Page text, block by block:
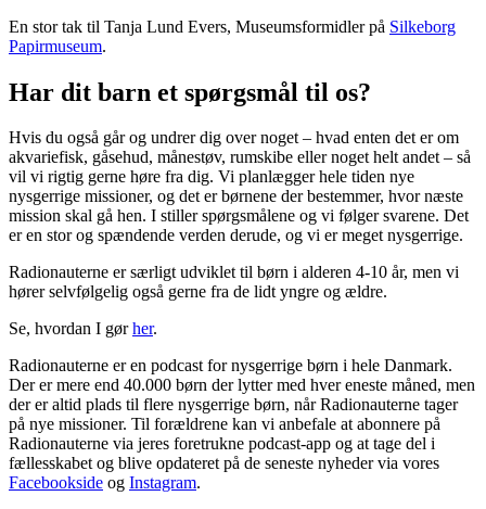
En stor tak til Tanja Lund Evers, Museumsformidler på Silkeborg
Papirmuseum.
Har dit barn et spørgsmål til os?
Hvis du også går og undrer dig over noget – hvad enten det er om
akvariefisk, gåsehud, månestøv, rumskibe eller noget helt andet – så
vil vi rigtig gerne høre fra dig. Vi planlægger hele tiden nye
nysgerrige missioner, og det er børnene der bestemmer, hvor næste
mission skal gå hen. I stiller spørgsmålene og vi følger svarene. Det
er en stor og spændende verden derude, og vi er meget nysgerrige.
Radionauterne er særligt udviklet til børn i alderen 4-10 år, men vi
hører selvfølgelig også gerne fra de lidt yngre og ældre.
Se, hvordan I gørher.
Radionauterne er en podcast for nysgerrige børn i hele Danmark.
Der er mere end 40.000 børn der lytter med hver eneste måned, men
der er altid plads til flere nysgerrige børn, når Radionauterne tager
på nye missioner. Til forældrene kan vi anbefale at abonnere på
Radionauterne via jeres foretrukne podcast-app og at tage del i
fællesskabet og blive opdateret på de seneste nyheder via vores
Facebookside og Instagram.